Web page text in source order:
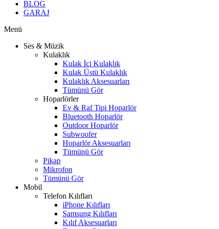
BLOG
GARAJ
Menü
Ses & Müzik
Kulaklık
Kulak İçi Kulaklık
Kulak Üstü Kulaklık
Kulaklık Aksesuarları
Tümünü Gör
Hoparlörler
Ev & Raf Tipi Hoparlör
Bluetooth Hoparlör
Outdoor Hoparlör
Subwoofer
Hoparlör Aksesuarları
Tümünü Gör
Pikap
Mikrofon
Tümünü Gör
Mobil
Telefon Kılıfları
iPhone Kılıfları
Samsung Kılıfları
Kılıf Aksesuarları